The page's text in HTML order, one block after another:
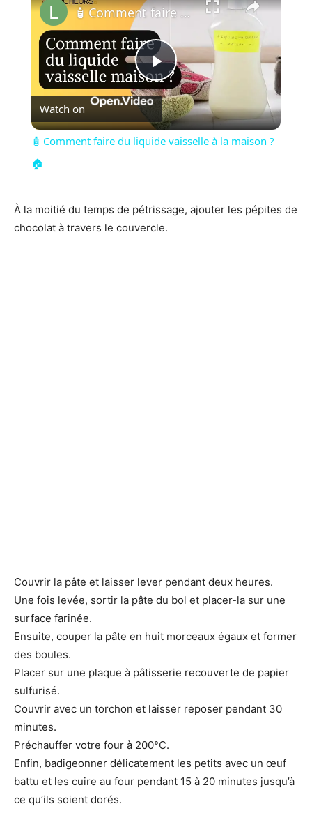
Play
Video
🧴 Comment faire du liquide vaisselle à la maison ?🏠
Watch on
🧴 Comment faire du liquide vaisselle à la maison ?
🏠
À la moitié du temps de pétrissage, ajouter les pépites de
chocolat à travers le couvercle.
Couvrir la pâte et laisser lever pendant deux heures.
Une fois levée, sortir la pâte du bol et placer-la sur une
surface farinée.
Ensuite, couper la pâte en huit morceaux égaux et former
des boules.
Placer sur une plaque à pâtisserie recouverte de papier
sulfurisé.
Couvrir avec un torchon et laisser reposer pendant 30
minutes.
Préchauffer votre four à 200°C.
Enfin, badigeonner délicatement les petits avec un œuf
battu et les cuire au four pendant 15 à 20 minutes jusqu’à
ce qu’ils soient dorés.